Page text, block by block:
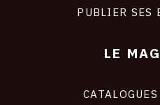
PUBLIER SES
LE